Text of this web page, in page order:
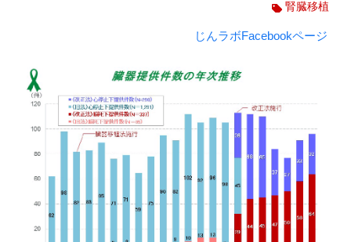
腎臓移植
じんラボFacebookページ